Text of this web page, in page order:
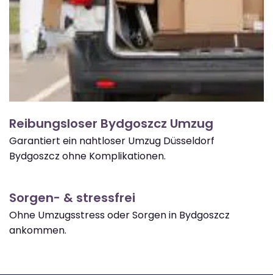
Reibungsloser Bydgoszcz Umzug
Garantiert ein nahtloser Umzug Düsseldorf
Bydgoszcz ohne Komplikationen.
Sorgen- & stressfrei
Ohne Umzugsstress oder Sorgen in Bydgoszcz
ankommen.